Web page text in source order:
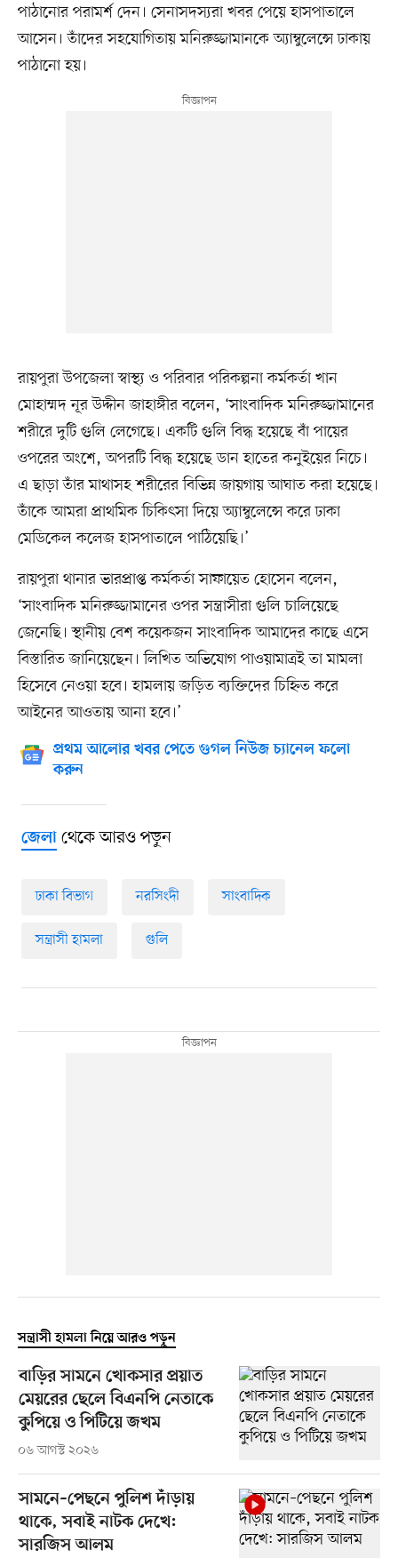
পাঠানোর পরামর্শ দেন। সেনাসদস্যরা খবর পেয়ে হাসপাতালে
আসেন। তাঁদের সহযোগিতায় মনিরুজ্জামানকে অ্যাম্বুলেন্সে ঢাকায়
পাঠানো হয়।
রায়পুরা উপজেলা স্বাস্থ্য ও পরিবার পরিকল্পনা কর্মকর্তা খান
মোহাম্মদ নূর উদ্দীন জাহাঙ্গীর বলেন, ‘সাংবাদিক মনিরুজ্জামানের
শরীরে দুটি গুলি লেগেছে। একটি গুলি বিদ্ধ হয়েছে বাঁ পায়ের
ওপরের অংশে, অপরটি বিদ্ধ হয়েছে ডান হাতের কনুইয়ের নিচে।
এ ছাড়া তাঁর মাথাসহ শরীরের বিভিন্ন জায়গায় আঘাত করা হয়েছে।
তাঁকে আমরা প্রাথমিক চিকিৎসা দিয়ে অ্যাম্বুলেন্সে করে ঢাকা
মেডিকেল কলেজ হাসপাতালে পাঠিয়েছি।’
রায়পুরা থানার ভারপ্রাপ্ত কর্মকর্তা সাফায়েত হোসেন বলেন,
‘সাংবাদিক মনিরুজ্জামানের ওপর সন্ত্রাসীরা গুলি চালিয়েছে
জেনেছি। স্থানীয় বেশ কয়েকজন সাংবাদিক আমাদের কাছে এসে
বিস্তারিত জানিয়েছেন। লিখিত অভিযোগ পাওয়ামাত্রই তা মামলা
হিসেবে নেওয়া হবে। হামলায় জড়িত ব্যক্তিদের চিহ্নিত করে
আইনের আওতায় আনা হবে।’
প্রথম আলোর খবর পেতে গুগল নিউজ চ্যানেল ফলো
করুন
জেলাথেকে আরও পড়ুন
ঢাকা বিভাগ নরসিংদী সাংবাদিক
সন্ত্রাসী হামলা গুলি
সন্ত্রাসী হামলা নিয়ে আরও পড়ুন
বাড়ির সামনে খোকসার প্রয়াত
মেয়রের ছেলে বিএনপি নেতাকে
কুপিয়ে ও পিটিয়ে জখম
০৬ আগস্ট ২০২৬
সামনে–পেছনে পুলিশ দাঁড়ায়
থাকে, সবাই নাটক দেখে:
সারজিস আলম